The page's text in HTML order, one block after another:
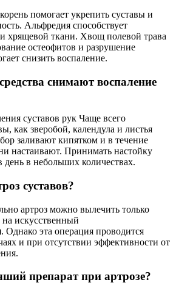
помогает укрепить суставы и
Альфредия способствует
хрящевой ткани. Хвощ полевой трава
остеофитов и разрушение
снизить воспаление.
снимают воспаление
суставов рук Чаще всего
как зверобой, календула и листья
заливают кипятком и в течение
настаивают. Принимать настойку
день в небольших количествах.
суставов?
артроз можно вылечить только
искусственный
Однако эта операция проводится
и при отсутствии эффективности от
препарат при артрозе?